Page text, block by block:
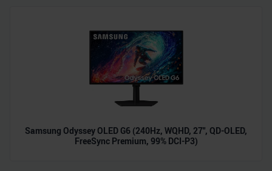
Samsung Odyssey OLED G6 (240Hz, WQHD, 27", QD-OLED,
FreeSync Premium, 99% DCI-P3)